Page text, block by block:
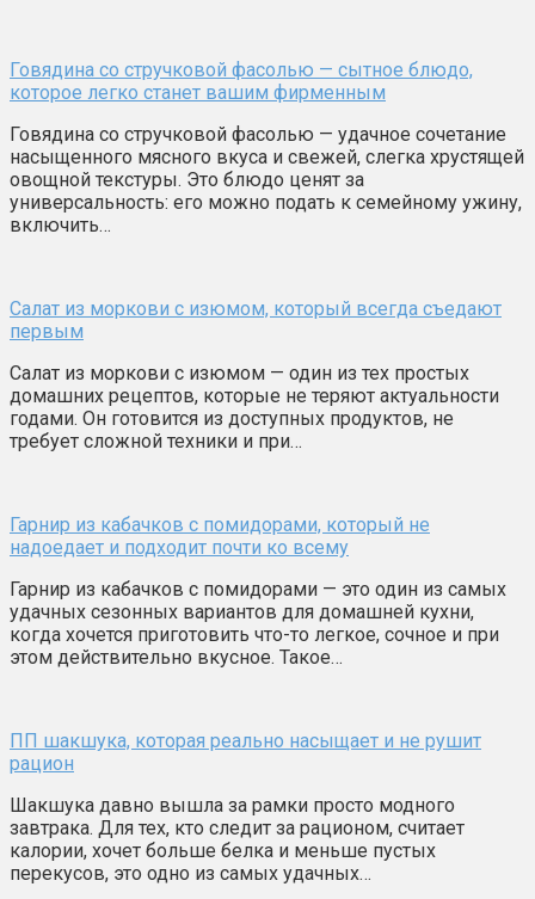
Говядина со стручковой фасолью — сытное блюдо,
которое легко станет вашим фирменным
Говядина со стручковой фасолью — удачное сочетание
насыщенного мясного вкуса и свежей, слегка хрустящей
овощной текстуры. Это блюдо ценят за
универсальность: его можно подать к семейному ужину,
включить…
Салат из моркови с изюмом, который всегда съедают
первым
Салат из моркови с изюмом — один из тех простых
домашних рецептов, которые не теряют актуальности
годами. Он готовится из доступных продуктов, не
требует сложной техники и при…
Гарнир из кабачков с помидорами, который не
надоедает и подходит почти ко всему
Гарнир из кабачков с помидорами — это один из самых
удачных сезонных вариантов для домашней кухни,
когда хочется приготовить что-то легкое, сочное и при
этом действительно вкусное. Такое…
ПП шакшука, которая реально насыщает и не рушит
рацион
Шакшука давно вышла за рамки просто модного
завтрака. Для тех, кто следит за рационом, считает
калории, хочет больше белка и меньше пустых
перекусов, это одно из самых удачных…